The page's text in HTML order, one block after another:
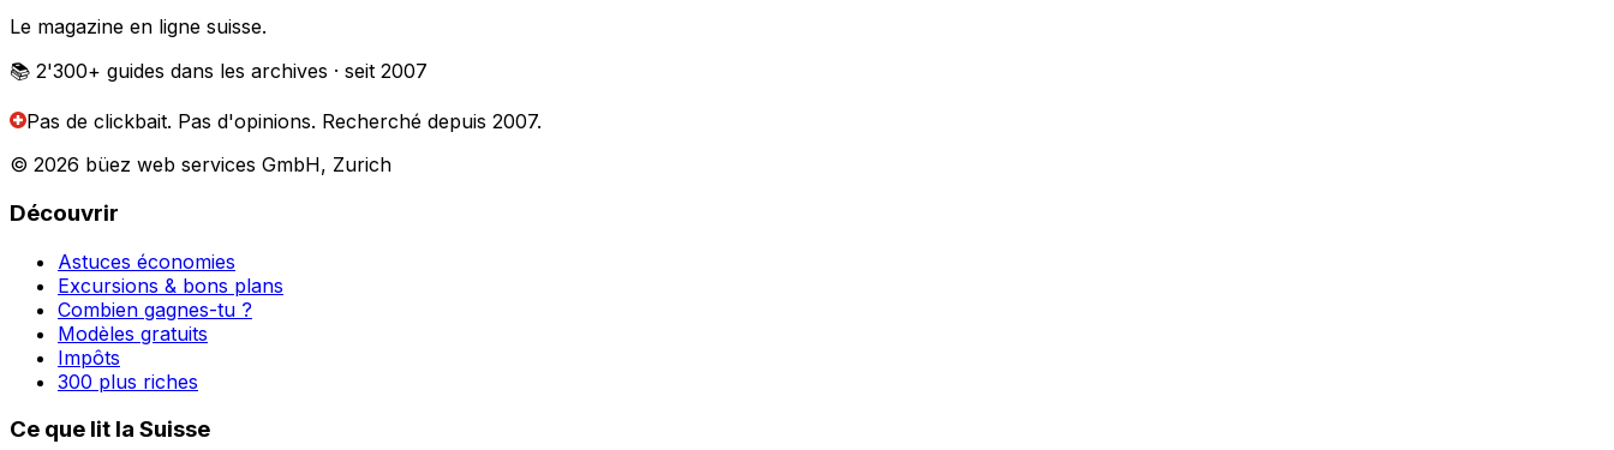
Le magazine en ligne suisse.
📚 2'300+ guides dans les archives · seit 2007
Pas de clickbait. Pas d'opinions. Recherché depuis 2007.
© 2026 büez web services GmbH, Zurich
Découvrir
Astuces économies
Excursions & bons plans
Combien gagnes-tu ?
Modèles gratuits
Impôts
300 plus riches
Ce que lit la Suisse